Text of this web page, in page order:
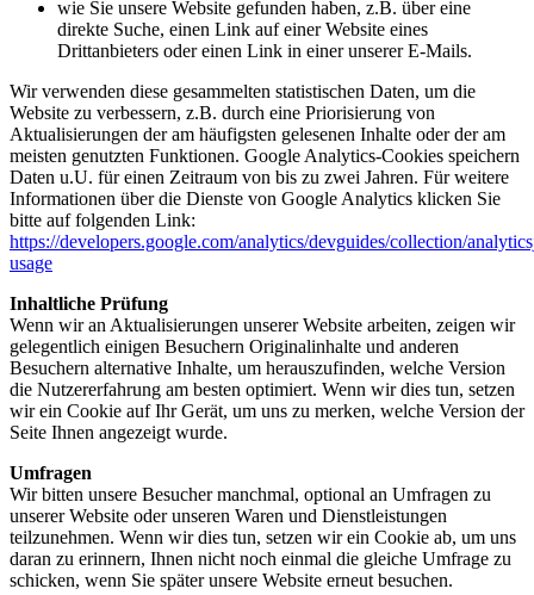
wie Sie unsere Website gefunden haben, z.B. über eine
direkte Suche, einen Link auf einer Website eines
Drittanbieters oder einen Link in einer unserer E-Mails.
Wir verwenden diese gesammelten statistischen Daten, um die
Website zu verbessern, z.B. durch eine Priorisierung von
Aktualisierungen der am häufigsten gelesenen Inhalte oder der am
meisten genutzten Funktionen. Google Analytics-Cookies speichern
Daten u.U. für einen Zeitraum von bis zu zwei Jahren. Für weitere
Informationen über die Dienste von Google Analytics klicken Sie
bitte auf folgenden Link:
https://developers.google.com/analytics/devguides/collection/
usage
Inhaltliche Prüfung
Wenn wir an Aktualisierungen unserer Website arbeiten, zeigen wir
gelegentlich einigen Besuchern Originalinhalte und anderen
Besuchern alternative Inhalte, um herauszufinden, welche Version
die Nutzererfahrung am besten optimiert. Wenn wir dies tun, setzen
wir ein Cookie auf Ihr Gerät, um uns zu merken, welche Version der
Seite Ihnen angezeigt wurde.
Umfragen
Wir bitten unsere Besucher manchmal, optional an Umfragen zu
unserer Website oder unseren Waren und Dienstleistungen
teilzunehmen. Wenn wir dies tun, setzen wir ein Cookie ab, um uns
daran zu erinnern, Ihnen nicht noch einmal die gleiche Umfrage zu
schicken, wenn Sie später unsere Website erneut besuchen.